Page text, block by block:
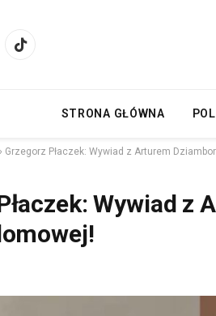
TikTok
STRONA GŁÓWNA
Grzegorz Płaczek: Wywiad z Arturem
Wywiad z